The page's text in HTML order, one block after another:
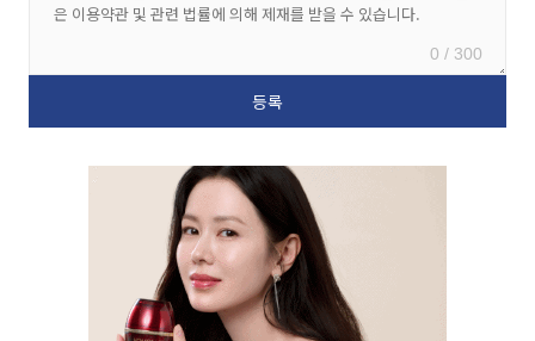
0 / 300